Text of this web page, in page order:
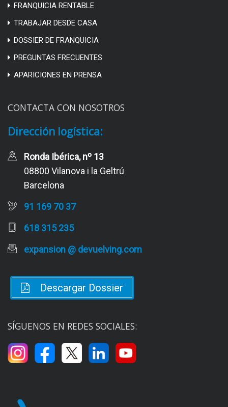
FRANQUICIA RENTABLE
TRABAJAR DESDE CASA
DOSSIER DE FRANQUICIA
PREGUNTAS FRECUENTES
APARICIONES EN PRENSA
CONTACTA CON NOSOTROS
Dirección logística:
Ronda Ibérica, nº 13
08800 Vilanova i la Geltrú
Barcelona
91 169 70 37
618 315 235
expansion @ devuelving.com
Descargar Dossier
SÍGUENOS EN REDES SOCIALES: